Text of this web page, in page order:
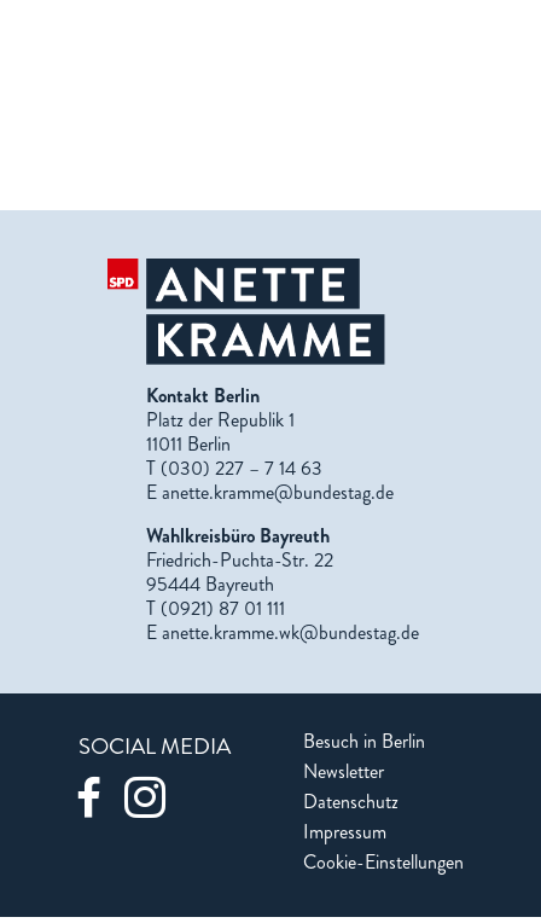
Kontakt Berlin
Platz der Republik 1
11011 Berlin
T (030) 227 – 7 14 63
Eanette.kramme@bundestag.de
Wahlkreisbüro Bayreuth
Friedrich-Puchta-Str. 22
95444 Bayreuth
T (0921) 87 01 111
Eanette.kramme.wk@bundestag.de
SOCIAL MEDIA
Besuch in Berlin
Newsletter
Datenschutz
Impressum
Cookie-Einstellungen